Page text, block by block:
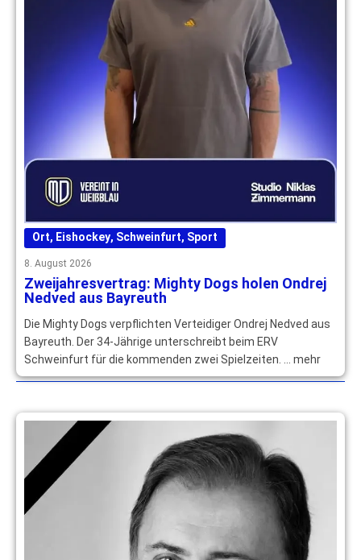
Ort, Eishockey, Schweinfurt, Sport
8. August 2026
Zweijahresvertrag: Mighty Dogs holen Ondrej
Nedved aus Bayreuth
Die Mighty Dogs verpflichten Verteidiger Ondrej Nedved aus
Bayreuth. Der 34-Jährige unterschreibt beim ERV
Schweinfurt für die kommenden zwei Spielzeiten. … mehr